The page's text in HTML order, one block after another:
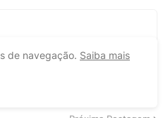
de navegação. Saiba mais